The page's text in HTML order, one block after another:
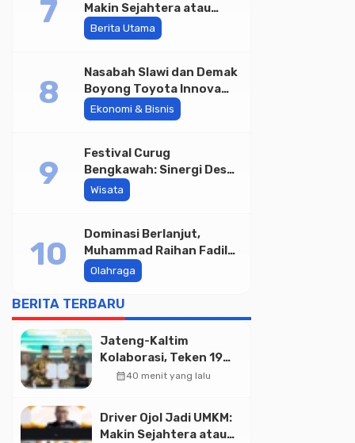
Berita Utama
Makin Sejahtera atau
Merana? Ini Temuan
Diskusi Paramadina
Ekonomi & Bisnis
Nasabah Slawi dan Demak
Boyong Toyota Innova
Zenix Hybrid di Undian
Tabungan Bima Bank
Wisata
Festival Curug
Bengkawah: Sinergi Desa
Sikasur dan UGM dalam
Memajukan Wisata serta
Olahraga
Dominasi Berlanjut,
Muhammad Raihan Fadila
Sabet Emas Kyorugi di
Asian Taekwondo
Indonesia Open 2026
BERITA TERBARU
Jateng-Kaltim
Kolaborasi, Teken 19
Kerja Sama Ekonomi
calendar_month40 menit yang lalu
Driver Ojol Jadi UMKM:
Makin Sejahtera atau